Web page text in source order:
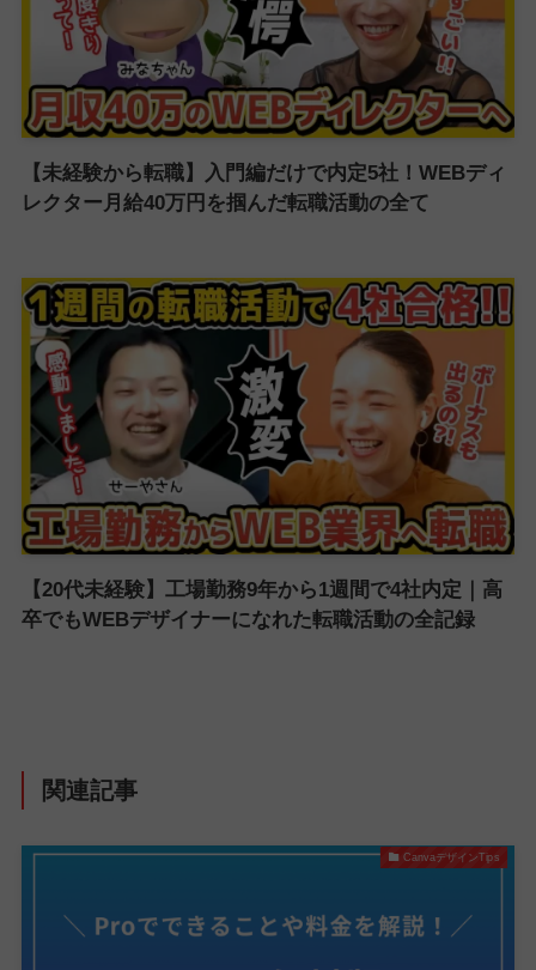
【未経験から転職】入門編だけで内定5社！WEBディ
レクター月給40万円を掴んだ転職活動の全て
【20代未経験】工場勤務9年から1週間で4社内定｜高
卒でもWEBデザイナーになれた転職活動の全記録
関連記事
CanvaデザインTips